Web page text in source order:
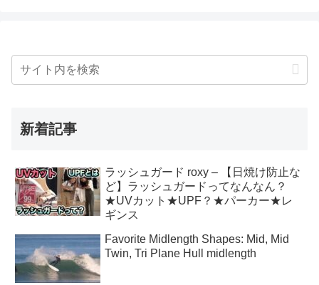
新着記事
ラッシュガード roxy – 【日焼け防止な
ど】ラッシュガードってなんなん？
★UVカット★UPF？★パーカー★レ
ギンス
Favorite Midlength Shapes: Mid, Mid
Twin, Tri Plane Hull midlength